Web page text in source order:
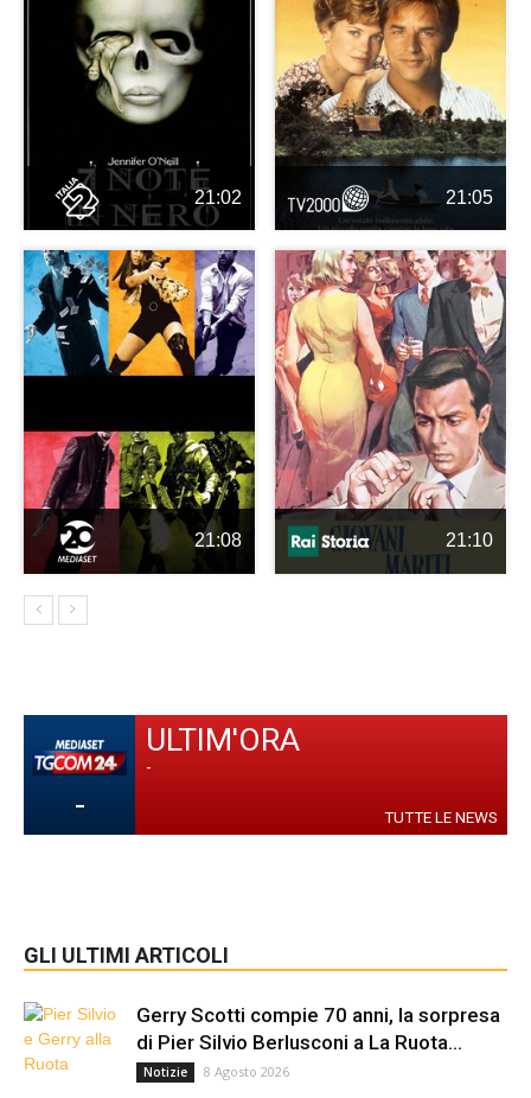
21:02 21:05
21:08 21:10
-
ULTIM'ORA
-
TUTTE LE NEWS
GLI ULTIMI ARTICOLI
Gerry Scotti compie 70 anni, la sorpresa
di Pier Silvio Berlusconi a La Ruota...
Notizie 8 Agosto 2026